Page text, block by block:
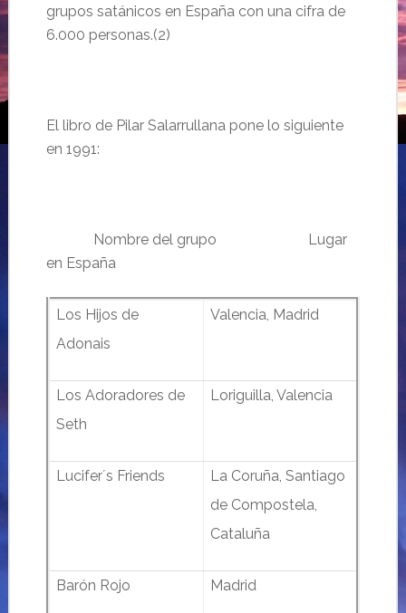
grupos satánicos en España con una cifra de
6.000 personas.(2)
El libro de Pilar Salarrullana pone lo siguiente
en 1991:
Nombre del grupo
Lugar
en España
Los Hijos de
Adonais
Valencia, Madrid
Los Adoradores de
Seth
Loriguilla, Valencia
Lucifer´s Friends
La Coruña, Santiago
de Compostela,
Cataluña
Barón Rojo Madrid